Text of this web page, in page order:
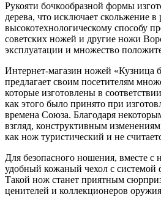
Рукояти бочкообразной формы
дерева, что исключает скольжение в
высокотехнологическому способу
советских ножей и другие ножи
эксплуатации и множество
Интернет-магазин ножей «Кузница
предлагает своим посетителям
которые изготовлены в
как этого было принято при
времена Союза. Благодаря
взгляд, конструктивным
как нож туристический и не
Для безопасного ношения, вместе с
удобный кожаный чехол с системой
Такой нож станет приятным
ценителей и коллекционеров